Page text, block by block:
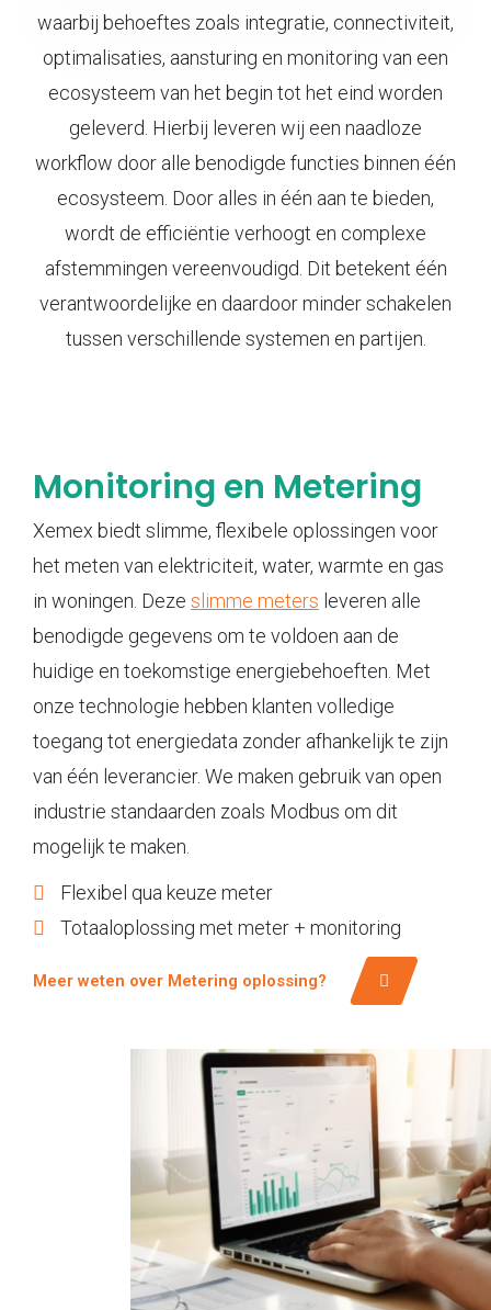
waarbij behoeftes zoals integratie, connectiviteit,
optimalisaties, aansturing en monitoring van een
ecosysteem van het begin tot het eind worden
geleverd. Hierbij leveren wij een naadloze
workflow door alle benodigde functies binnen één
ecosysteem. Door alles in één aan te bieden,
wordt de efficiëntie verhoogt en complexe
afstemmingen vereenvoudigd. Dit betekent één
verantwoordelijke en daardoor minder schakelen
tussen verschillende systemen en partijen.
Monitoring en Metering
Xemex biedt slimme, flexibele oplossingen voor
het meten van elektriciteit, water, warmte en gas
in woningen. Deze slimme meters leveren alle
benodigde gegevens om te voldoen aan de
huidige en toekomstige energiebehoeften. Met
onze technologie hebben klanten volledige
toegang tot energiedata zonder afhankelijk te zijn
van één leverancier. We maken gebruik van open
industrie standaarden zoals Modbus om dit
mogelijk te maken.
Flexibel qua keuze meter
Totaaloplossing met meter + monitoring
Meer weten over Metering oplossing?